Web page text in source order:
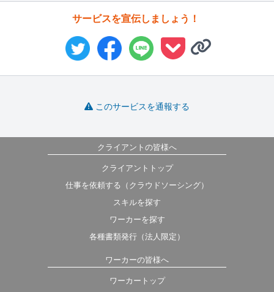
サービスを宣伝しましょう！
このサービスを通報する
クライアントの皆様へ
クライアントトップ
仕事を依頼する（クラウドソーシング）
スキルを探す
ワーカーを探す
各種書類発行（法人限定）
ワーカーの皆様へ
ワーカートップ